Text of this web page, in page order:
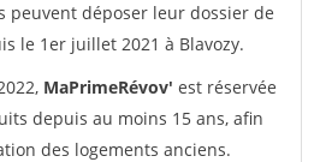
peuvent déposer leur dossier de
le 1er juillet 2021 à Blavozy.
MaPrimeRévov' est réservée
depuis au moins 15 ans, afin
des logements anciens.